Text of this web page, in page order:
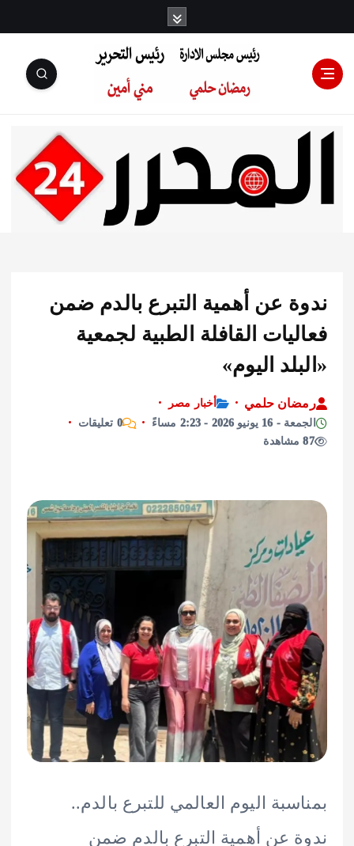
رئيس مجلس
الإدارة: رمضان
التحرير:مني أمين
عن أهمية التبرع بالدم ضمن
القافلة الطبية لجمعية
اليوم»
حلمي
أخبار مصر
2026 - 2:23 مساءً
0 تعليقات
اليوم العالمي للتبرع بالدم..
عن أهمية التبرع بالدم ضمن